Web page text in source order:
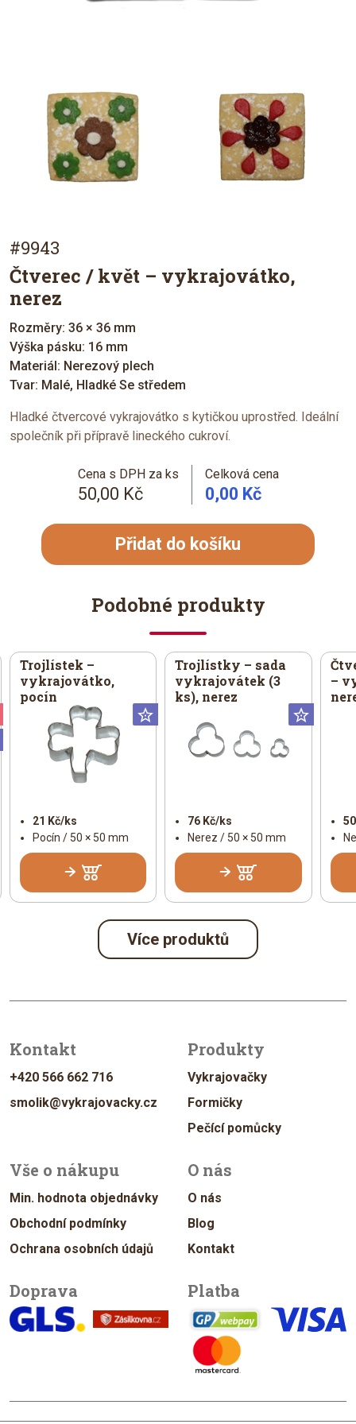
#9943
Čtverec / květ – vykrajovátko,
nerez
Rozměry: 36 × 36 mm
Výška pásku: 16 mm
Materiál: Nerezový plech
Tvar: Malé, Hladké Se středem
Hladké čtvercové vykrajovátko s kytičkou uprostřed. Ideální
společník při přípravě lineckého cukroví.
Cena s DPH za ks
50,00 Kč
Celková cena
0,00 Kč
Přidat do košíku
Podobné produkty
Trojlístek –
vykrajovátko,
pocín
21 Kč/ks
Pocín / 50 × 50 mm
Trojlístky – sada
vykrajovátek (3
ks), nerez
76 Kč/ks
Nerez / 50 × 50 mm
–
Universální
Více produktů
Kontakt
+420 566 662 716
smolik@vykrajovacky.cz
Produkty
Vykrajovačky
Formičky
Pečící pomůcky
Vše o nákupu
Min. hodnota objednávky
Obchodní podmínky
Ochrana osobních údajů
O nás
O nás
Blog
Kontakt
Doprava Platba